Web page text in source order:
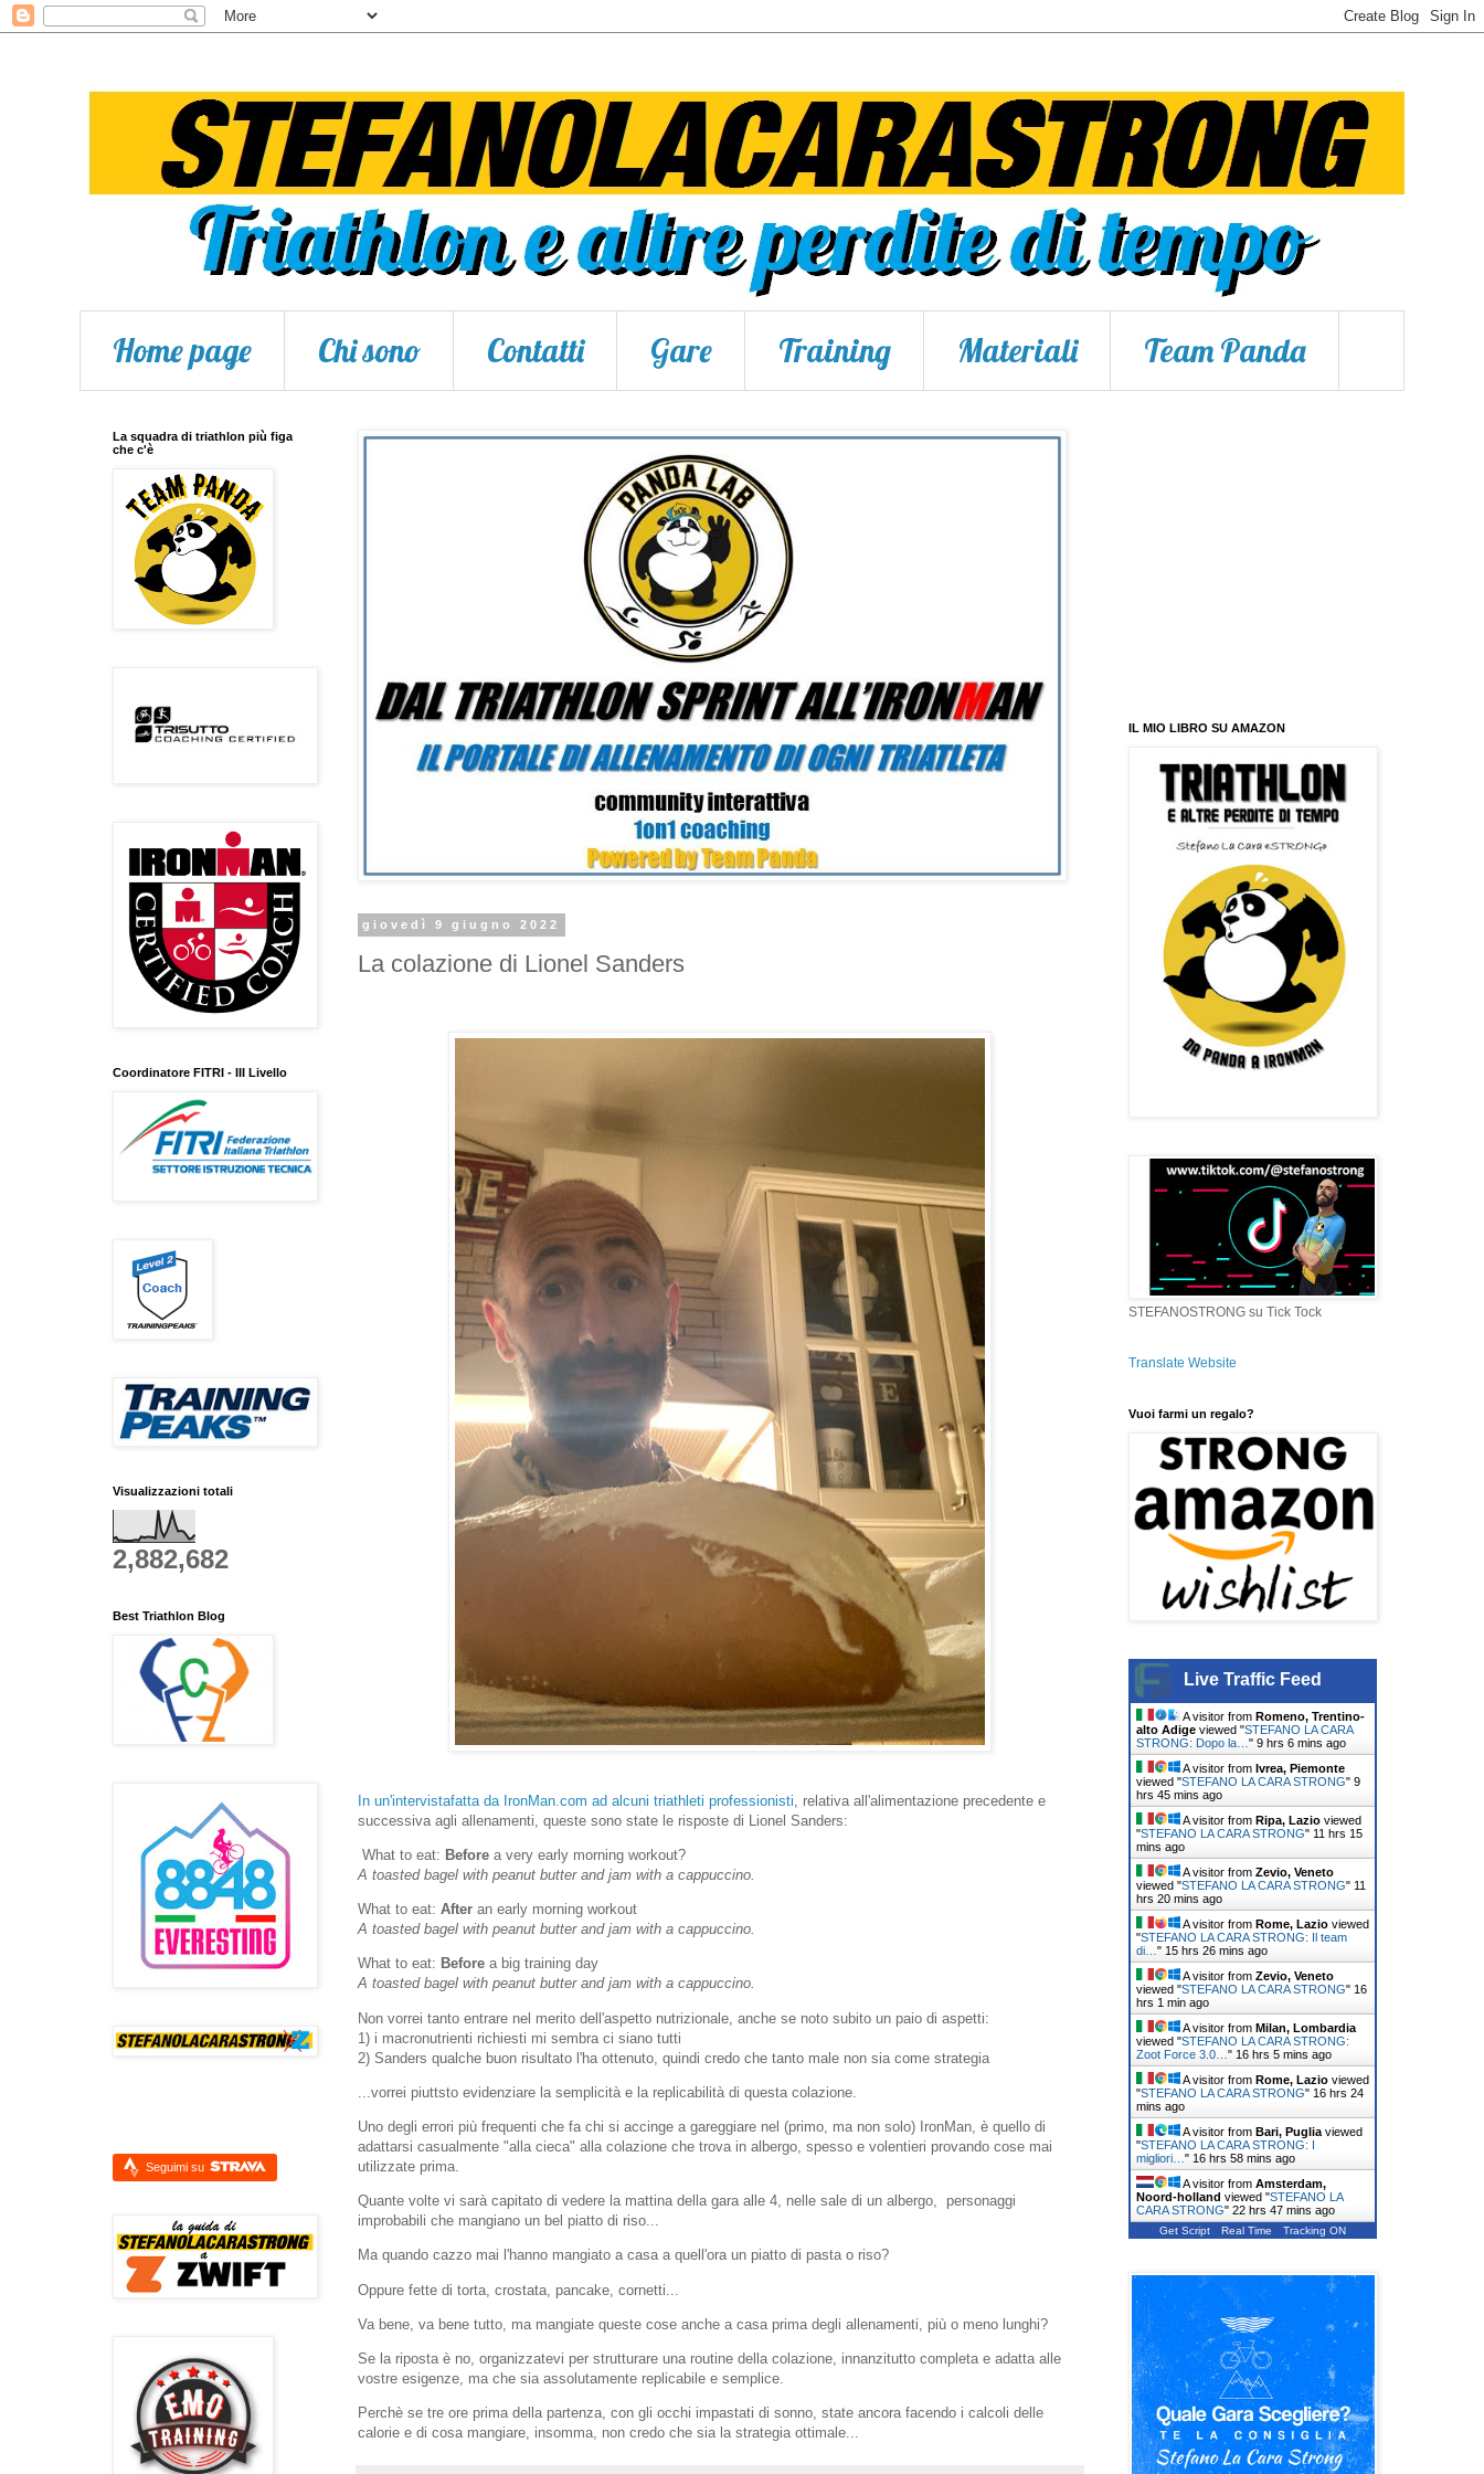
Home page Chi sono Contatti Gare Training Materiali Team Panda
giovedì 9 giugno 2022
La colazione di Lionel Sanders
In un'intervistafatta da IronMan.com ad alcuni triathleti professionisti , relativa all'alimentazione precedente e
successiva agli allenamenti, queste sono state le risposte di Lionel Sanders:
What to eat: Before a very early morning workout?
A toasted bagel with peanut butter and jam with a cappuccino.
What to eat: After an early morning workout
A toasted bagel with peanut butter and jam with a cappuccino.
What to eat: Before a big training day
A toasted bagel with peanut butter and jam with a cappuccino.
Non vorrei tanto entrare nel merito dell'aspetto nutrizionale, anche se noto subito un paio di aspetti:
1) i macronutrienti richiesti mi sembra ci siano tutti
2) Sanders qualche buon risultato l'ha ottenuto, quindi credo che tanto male non sia come strategia
...vorrei piuttsto evidenziare la semplicità e la replicabilità di questa colazione.
Uno degli errori più frequenti che fa chi si accinge a gareggiare nel (primo, ma non solo) IronMan, è quello di
adattarsi casualmente "alla cieca" alla colazione che trova in albergo, spesso e volentieri provando cose mai
utilizzate prima.
Quante volte vi sarà capitato di vedere la mattina della gara alle 4, nelle sale di un albergo, personaggi
improbabili che mangiano un bel piatto di riso...
Ma quando cazzo mai l'hanno mangiato a casa a quell'ora un piatto di pasta o riso?
Oppure fette di torta, crostata, pancake, cornetti...
Va bene, va bene tutto, ma mangiate queste cose anche a casa prima degli allenamenti, più o meno lunghi?
Se la riposta è no, organizzatevi per strutturare una routine della colazione, innanzitutto completa e adatta alle
vostre esigenze, ma che sia assolutamente replicabile e semplice.
Perchè se tre ore prima della partenza, con gli occhi impastati di sonno, state ancora facendo i calcoli delle
calorie e di cosa mangiare, insomma, non credo che sia la strategia ottimale...
La squadra di triathlon più figa
che c'è
Coordinatore FITRI - III Livello
Visualizzazioni totali
2,882,682
Best Triathlon Blog
Seguimi su
IL MIO LIBRO SU AMAZON
STEFANOSTRONG su Tick Tock
Translate Website
Vuoi farmi un regalo?
Live Traffic Feed
A visitor from Romeno, Trentino-
alto Adige viewed "STEFANO LA CARA
STRONG: Dopo la… " 9 hrs 6 mins ago
A visitor from Ivrea, Piemonte
viewed "STEFANO LA CARA STRONG" 9
hrs 45 mins ago
A visitor from Ripa, Lazio viewed
"STEFANO LA CARA STRONG" 11 hrs 15
mins ago
A visitor from Zevio, Veneto
viewed "STEFANO LA CARA STRONG" 11
hrs 20 mins ago
A visitor from Rome, Lazio viewed
"STEFANO LA CARA STRONG: Il team
di… " 15 hrs 26 mins ago
A visitor from Zevio, Veneto
viewed "STEFANO LA CARA STRONG" 16
hrs 1 min ago
A visitor from Milan, Lombardia
viewed "STEFANO LA CARA STRONG:
Zoot Force 3.0… " 16 hrs 5 mins ago
A visitor from Rome, Lazio viewed
"STEFANO LA CARA STRONG" 16 hrs 24
mins ago
A visitor from Bari, Puglia viewed
"STEFANO LA CARA STRONG: I
migliori… " 16 hrs 58 mins ago
A visitor from Amsterdam,
Noord-holland viewed "STEFANO LA
CARA STRONG" 22 hrs 47 mins ago
Get Script Real Time Tracking ON